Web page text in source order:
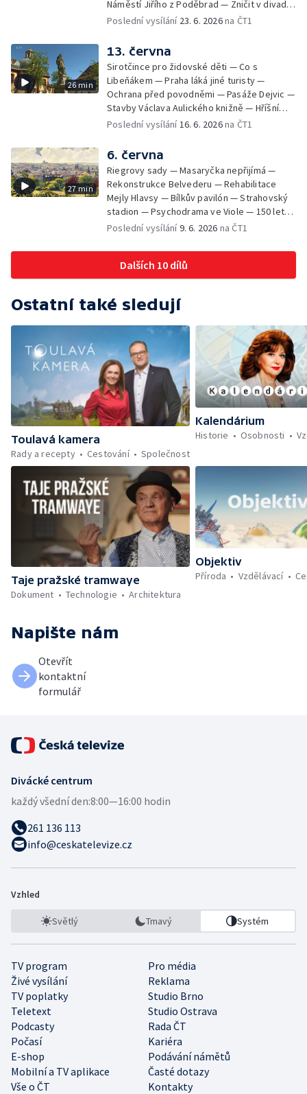
Náměstí Jiřího z Poděbrad — Zničit v divadle
Komedie — Den otevřených dveří — Letní
Poslední vysílání 23. 6. 2026na ČT1
26 min
13. června
Sirotčince pro židovské děti — Co s
Libeňákem — Praha láká jiné turisty —
Ochrana před povodněmi — Pasáže Dejvic —
Stavby Václava Aulického knižně — Hříšní
lidé v Divadle ABC — Kunratice
Poslední vysílání16. 6. 2026na ČT1
27 min
6. června
Riegrovy sady — Masaryčka nepřijímá —
Rekonstrukce Belvederu — Rehabilitace
Mejly Hlavsy — Bílkův pavilón — Strahovský
stadion — Psychodrama ve Viole — 150 let
od smrti Františka Palackého —
Poslední vysílání9. 6. 2026 na ČT1
Dalších 10 dílů
Ostatní také sledují
Toulavá kamera
Rady a recepty
Cestování Společnost
Kalendárium
Historie
Osobnosti
Taje pražské tramwaye
Dokument
Technologie Architektura
Objektiv
Příroda
Vzdělávací
Napište nám
Otevřít
kontaktní
formulář
Divácké centrum
každý všední den:8:00—16:00 hodin
261 136 113
info@ceskatelevize.cz
Vzhled
Světlý Tmavý Systém
TV program
Pro média
Živé vysílání
Reklama
TV poplatky
Studio Brno
Teletext
Studio Ostrava
Podcasty
Rada ČT
Počasí
Kariéra
E-shop
Podávání námětů
Mobilní a TV aplikace
Časté dotazy
Vše o ČT
Kontakty